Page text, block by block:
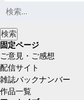
固定ページ
ご意見・ご感想
配信サイト
雑誌バックナンバー
作品一覧